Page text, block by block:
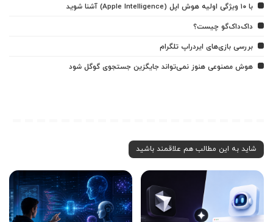
با ۱۰ ویژگی اولیه هوش اپل (Apple Intelligence) آشنا شوید
داک‌داک‌گو چیست؟
بررسی بازی‌های ایردراپ تلگرام
هوش مصنوعی هنوز نمی‌تواند جایگزین جستجوی گوگل شود
شاید به این مطالب هم علاقمند باشید